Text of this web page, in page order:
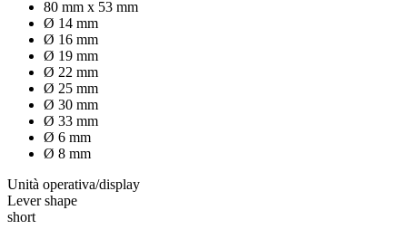
80 mm x 53 mm
Ø 14 mm
Ø 16 mm
Ø 19 mm
Ø 22 mm
Ø 25 mm
Ø 30 mm
Ø 33 mm
Ø 6 mm
Ø 8 mm
Unità operativa/display
Lever shape
short